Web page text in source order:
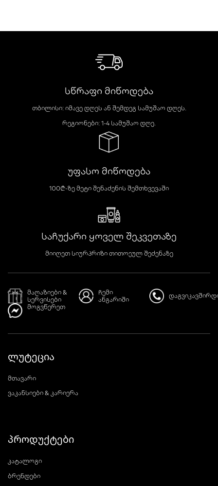
სწრაფი მიწოდება
თბილისი: იმავე დღეს ან შემდეგ სამუშაო დღეს.
რეგიონები: 1-4 სამუშაო დღე.
უფასო მიწოდება
100₾-ზე მეტი შენაძენის შემთხვევაში
საჩუქარი ყოველ შეკვეთაზე
მიიღეთ სიურპრიზი თითოეულ შეძენაზე
მაღაზიები &
სერვისები
ჩემი
ანგარიში
მოგვწერეთ
ლუტეცია
მთავარი
ვაკანსიები & კარიერა
პროდუქტები
კატალოგი
ბრენდები